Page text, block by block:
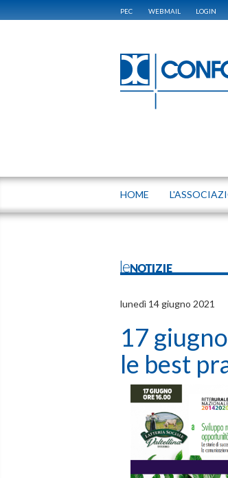
PEC WEBMAIL LOGIN
HOME
leNOTIZIE
lunedì 14 giugno 2021
17
le best